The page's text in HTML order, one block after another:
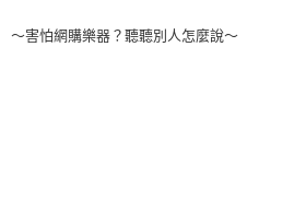
～害怕網購樂器？聽聽別人怎麼說～